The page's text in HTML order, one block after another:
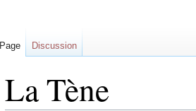
La Tène
Page Discussion